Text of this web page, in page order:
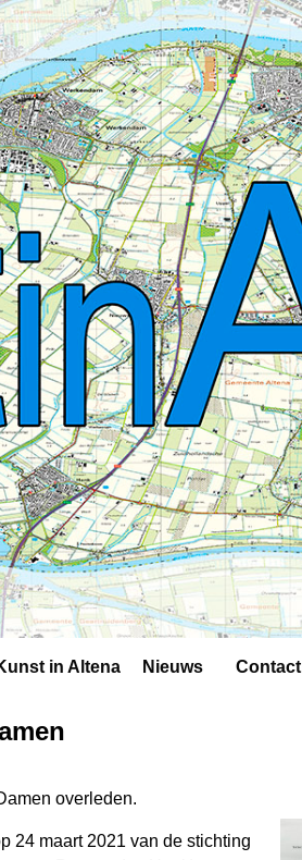
in Altena​ Nieuws Contact
overleden.
24 maart 2021 van de stichting